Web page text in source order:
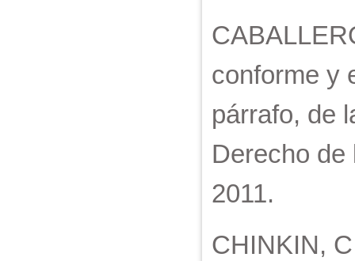
conforme y
párrafo, de
Derecho de
2011.
CHINKIN,